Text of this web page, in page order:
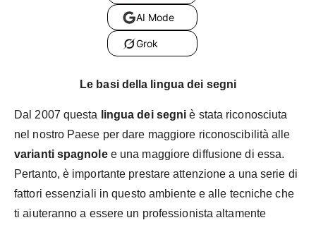
AI Mode
Grok
Le basi della lingua dei segni
Dal 2007 questa lingua dei segni è stata riconosciuta
nel nostro Paese per dare maggiore riconoscibilità alle
varianti spagnolee una maggiore diffusione di essa.
Pertanto, è importante prestare attenzione a una serie di
fattori essenziali in questo ambiente e alle tecniche che
ti aiuteranno a essere un professionista altamente